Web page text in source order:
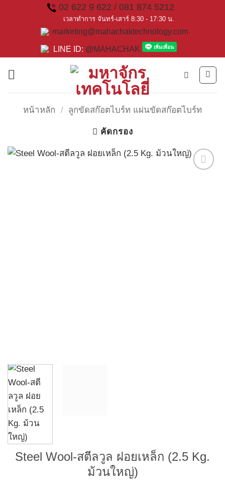
02 622 9 622 / 081 874 5212
เวลาทำการ จันทร์-เสาร์ 8:30 - 17:30 น.
marketing@mahachaktechnology.com
LINE ID: @MAHACHAK
หน้าหลัก / ลูกขัดสก๊อตไบร์ท แผ่นขัดสก๊อตไบร์ท
คัดกรอง
Steel Wool-สตีลวูล ฝอยเหล็ก (2.5 Kg.
ม้วนใหญ่)